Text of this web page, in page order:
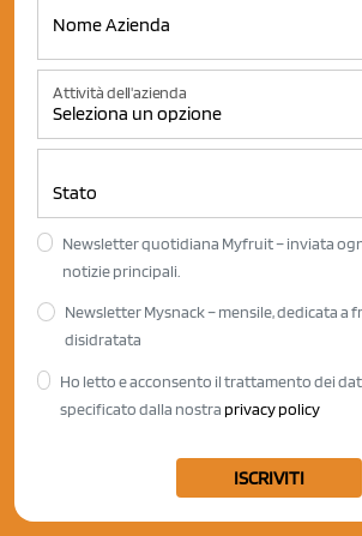
Attività dell'azienda
Newsletter quotidiana Myfruit – inviata
notizie principali.
Newsletter Mysnack – mensile, dedicata a
disidratata
Ho letto e acconsento il trattamento dei
specificato dalla nostra privacy policy
ISCRIVITI